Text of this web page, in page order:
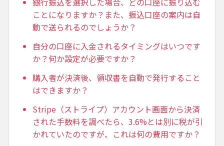
ことになりますか？また、振込口座の案内は自
動で送られるのでしょうか？
自分の口座に入金されるタイミングはいつです
か？何か設定が必要ですか？
購入者が決済後、領収書を自動で発行すること
はできますか？
Stripe（ストライプ）アカウント画面から決済
された手数料を調べたら、3.6%とは別に税が引
かれていたのですが、これは何の費用ですか？